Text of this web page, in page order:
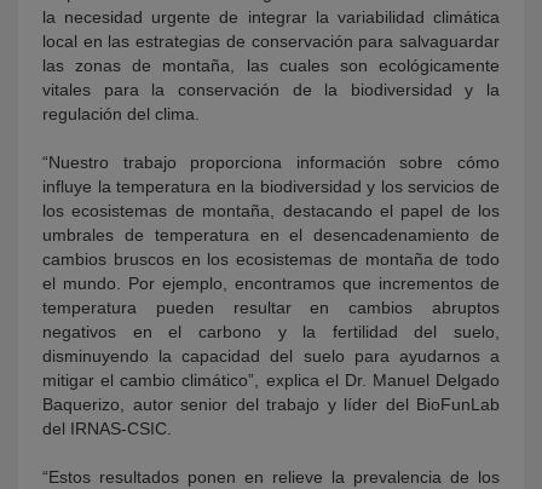
la necesidad urgente de integrar la variabilidad climática
local en las estrategias de conservación para salvaguardar
las zonas de montaña, las cuales son ecológicamente
vitales para la conservación de la biodiversidad y la
regulación del clima.
“Nuestro trabajo proporciona información sobre cómo
influye la temperatura en la biodiversidad y los servicios de
los ecosistemas de montaña, destacando el papel de los
umbrales de temperatura en el desencadenamiento de
cambios bruscos en los ecosistemas de montaña de todo
el mundo. Por ejemplo, encontramos que incrementos de
temperatura pueden resultar en cambios abruptos
negativos en el carbono y la fertilidad del suelo,
disminuyendo la capacidad del suelo para ayudarnos a
mitigar el cambio climático”, explica el Dr. Manuel Delgado
Baquerizo, autor senior del trabajo y líder del BioFunLab
del IRNAS-CSIC.
“Estos resultados ponen en relieve la prevalencia de los